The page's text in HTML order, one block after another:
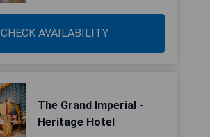
CHECK AVAILABILITY
The Grand Imperial -
Heritage Hotel